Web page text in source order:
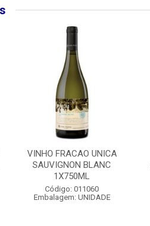
VINHO FRACAO UNICA
SAUVIGNON BLANC
1X750ML
Código: 011060
Embalagem: UNIDADE